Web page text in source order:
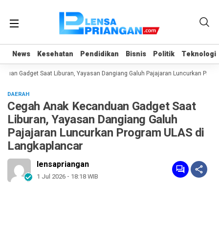
News Kesehatan Pendidikan Bisnis Politik Teknologi
News Kesehatan Pendidikan Bisnis Politik Teknologi
Gadget Saat Liburan, Yayasan Dangiang Galuh Pajajaran Luncurkan
DAERAH
Cegah Anak Kecanduan Gadget Saat
Liburan, Yayasan Dangiang Galuh
Pajajaran Luncurkan Program ULAS di
Langkaplancar
lensapriangan
1 Jul 2026 - 18:18 WIB